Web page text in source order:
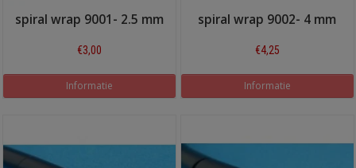
spiral wrap 9001- 2.5 mm
€3,00
Informatie
spiral wrap 9002- 4 mm
€4,25
Informatie